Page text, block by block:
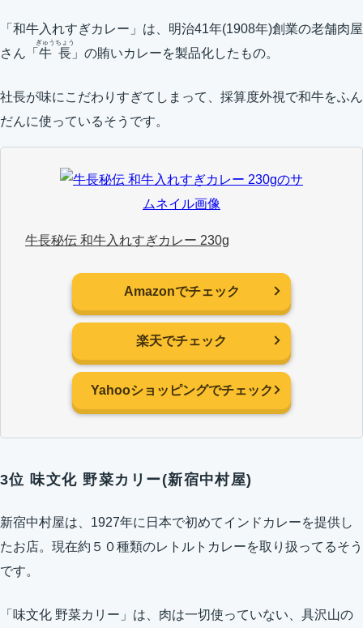
「和牛入れすぎカレー」は、明治41年(1908年)創業の老舗肉屋
さん「 牛長
ぎゅうちょう
」の賄いカレーを製品化したもの。
社長が味にこだわりすぎてしまって、採算度外視で和牛をふん
だんに使っているそうです。
牛長秘伝 和牛入れすぎカレー 230g
Amazonでチェック
楽天でチェック
Yahooショッピングでチェック
3位 味文化 野菜カリー(新宿中村屋)
新宿中村屋は、1927年に日本で初めてインドカレーを提供し
たお店。現在約５０種類のレトルトカレーを取り扱ってるそう
です。
「味文化 野菜カリー」は、肉は一切使っていない、具沢山の